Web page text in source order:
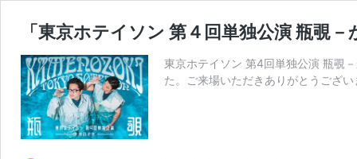
「東京ホテイソン 第４回単独公演 瓶覗
東京ホテイソン 第4回単独公演 瓶覗
た。ご来場いただきありがとうござ